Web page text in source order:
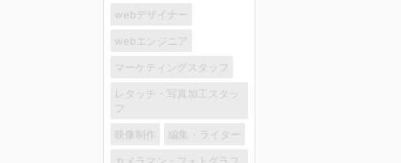
webデザイナー
webエンジニア
マーケティングスタッフ
レタッチ・写真加工スタッ
フ
映像制作 編集・ライター